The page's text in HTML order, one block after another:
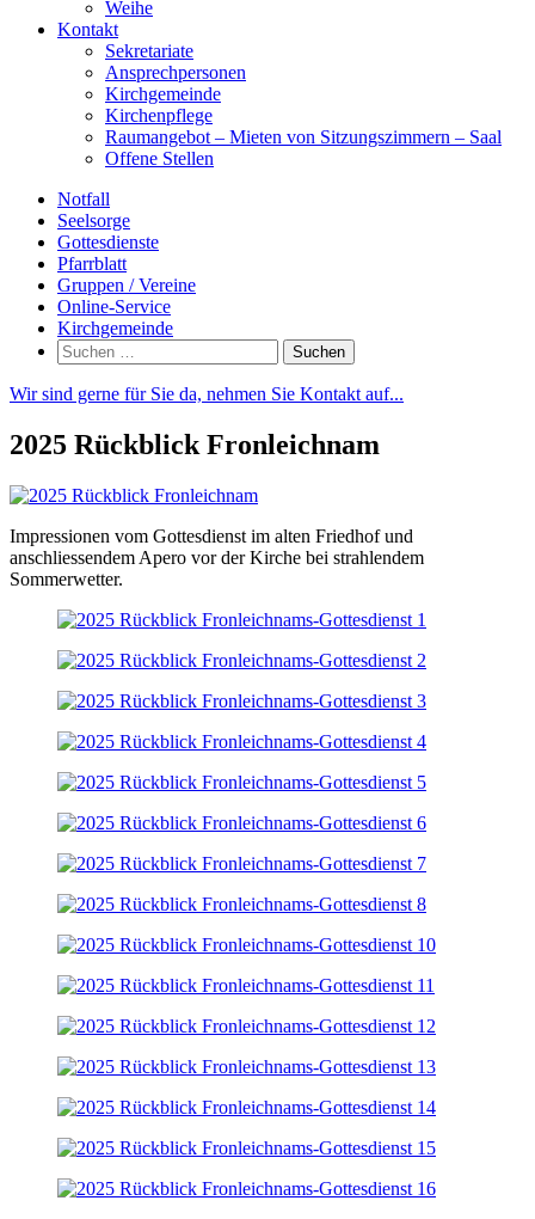
Weihe
Kontakt
Sekretariate
Ansprechpersonen
Kirchgemeinde
Kirchenpflege
Raumangebot – Mieten von Sitzungszimmern – Saal
Offene Stellen
Notfall
Seelsorge
Gottesdienste
Pfarrblatt
Gruppen / Vereine
Online-Service
Kirchgemeinde
Suchen
nach:
Wir sind gerne für Sie da, nehmen Sie Kontakt auf...
2025 Rückblick Fronleichnam
Impressionen vom Gottesdienst im alten Friedhof und
anschliessendem Apero vor der Kirche bei strahlendem
Sommerwetter.